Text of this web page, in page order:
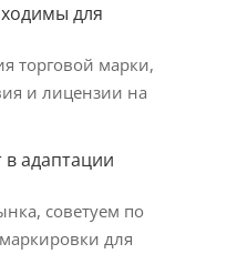
для
торговой марки,
и лицензии на
в адаптации
советуем по
для